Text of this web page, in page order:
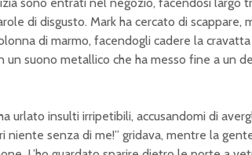
sono entrati nel negozio, facendosi largo
di disgusto. Mark ha cercato di scappare,
di marmo, facendogli cadere la
suono metallico che ha messo fine a un
urlato insulti irripetibili, accusandomi di
niente senza di me!” gridava, mentre la